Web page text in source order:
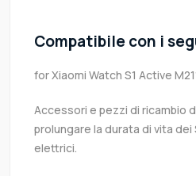
Compatibile con i
for Xiaomi Watch S1 Active
Accessori e pezzi di ricambio
prolungare la durata di vita dei
elettrici.